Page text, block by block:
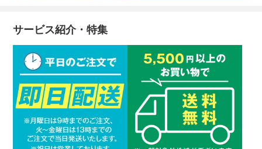
サービス紹介・特集